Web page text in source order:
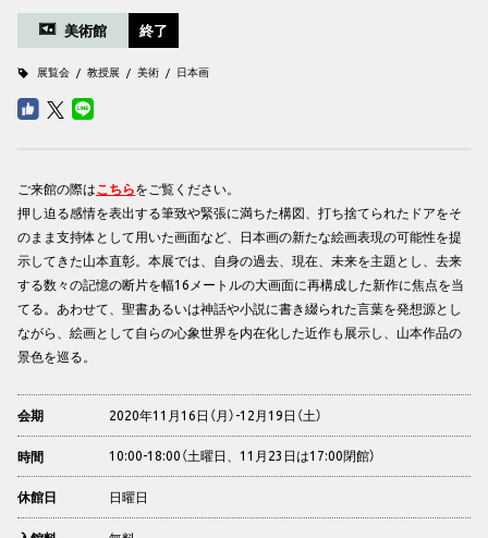
美術館 終了
展覧会 教授展 美術 日本画
ご来館の際はこちらをご覧ください。
押し迫る感情を表出する筆致や緊張に満ちた構図、打ち捨てられたドアをそ
のまま支持体として用いた画面など、日本画の新たな絵画表現の可能性を提
示してきた山本直彰。本展では、自身の過去、現在、未来を主題とし、去来
する数々の記憶の断片を幅16メートルの大画面に再構成した新作に焦点を当
てる。あわせて、聖書あるいは神話や小説に書き綴られた言葉を発想源とし
ながら、絵画として自らの心象世界を内在化した近作も展示し、山本作品の
景色を巡る。
会期 2020年11月16日（月）-12月19日（土）
時間 10:00-18:00（土曜日、11月23日は17:00閉館）
休館日 日曜日